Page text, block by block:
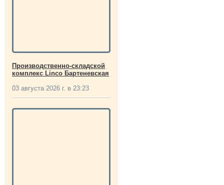
Производственно-складской
комплекс Linco Бартеневская
03 августа 2026 г. в 23:23